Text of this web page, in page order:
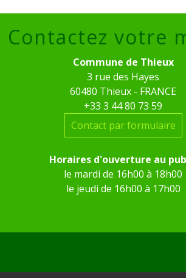
Contactez votre
Commune de Thieux
3 rue des Hayes
60480 Thieux - FRANCE
+33 3 44 80 73 59
Contact par formulaire
Horaires d'ouverture au
le mardi de 16h00 à 18h00
le jeudi de 16h00 à 17h00